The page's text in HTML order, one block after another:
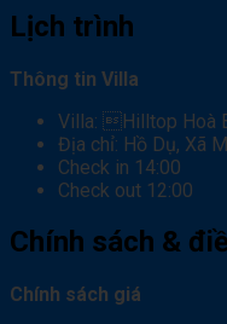
Lịch trình
Thông tin Villa
Villa: Hilltop Hoà
Địa chỉ: Hồ Dụ, Xã
Check in 14:00
Check out 12:00
Chính sách &
Chính sách giá